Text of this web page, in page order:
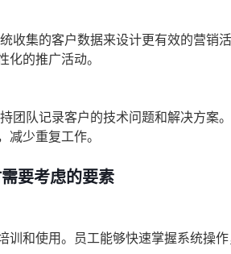
收集的客户数据来设计更有效的营销
的推广活动。
团队记录客户的技术问题和解决方案
少重复工作。
要考虑的要素
训和使用。员工能够快速掌握系统操作